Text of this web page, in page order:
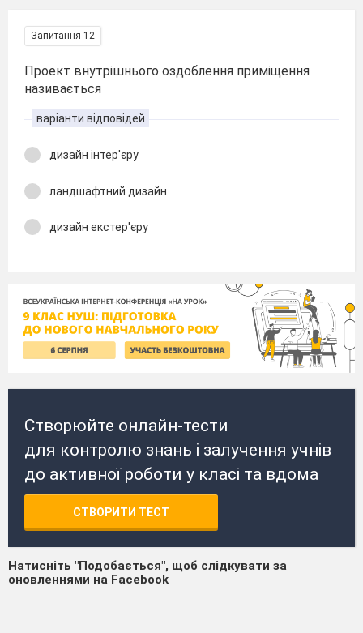
Запитання 12
Проект внутрішнього оздоблення приміщення
називається
варіанти відповідей
дизайн інтер'єру
ландшафтний дизайн
дизайн екстер'єру
Створюйте онлайн-тести
для контролю знань і залучення учнів
до активної роботи у класі та вдома
СТВОРИТИ ТЕСТ
Натисніть "Подобається", щоб слідкувати за
оновленнями на Facebook